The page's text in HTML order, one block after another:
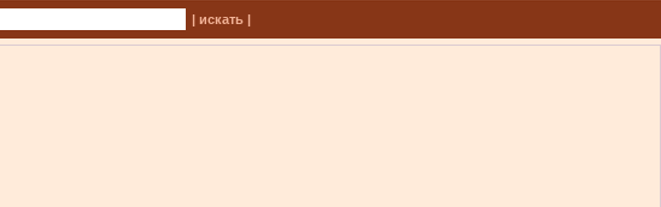
| искать |